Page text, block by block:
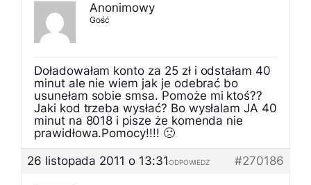
Anonimowy
Gość
Doładowałam konto za 25 zł i odstałam 40
minut ale nie wiem jak je odebrać bo
usunełam sobie smsa. Pomoże mi ktoś??
Jaki kod trzeba wysłać? Bo wysłalam JA 40
minut na 8018 i pisze że komenda nie
prawidłowa.Pomocy!!!! 🙁
26 listopada 2011 o 13:31
#270186
ODPOWIEDZ